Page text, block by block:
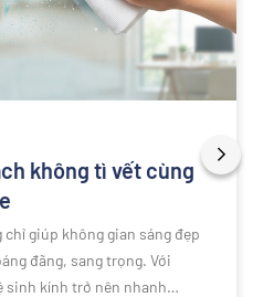
không tì vết cùng
giúp không gian sáng đẹp
đãng, sang trọng. Với
sinh kính trở nên nhanh